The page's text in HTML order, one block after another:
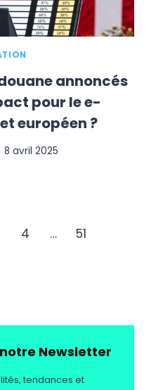
annoncés
pour le e-
européen ?
8 avril 2025
4 …
51
Newsletter
tendances et